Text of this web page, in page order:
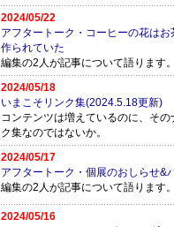
2024/05/22
アフタートーク・コーヒーの花は
作られていた
編集の2人が記事について語ります。
2024/05/18
いまこそリンク集(2024.5.18更新)
コンテンツは増えているのに、そ
ク集なのではないか。
2024/05/17
アフタートーク・個展のおしらせ&
編集の2人が記事について語ります。
2024/05/16